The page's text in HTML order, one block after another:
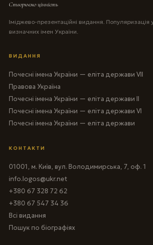
Створюємо цінність
Іміджево-презентаційні видання. Популяризація
визначних імен України.
ВИДАННЯ
Почесні імена України — еліта держави VII
Правова Україна
Почесні імена України — еліта держави II
Почесні імена України — еліта держави VI
Почесні імена України — еліта держави
КОНТАКТИ
01001, м. Київ, вул. Володимирська, 7, оф. 1
info.logos@ukr.net
+380 67 328 72 62
+380 67 547 34 36
Всі видання
Пошук по біографіях